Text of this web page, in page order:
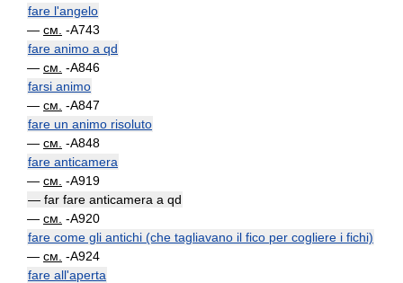
fare l'angelo
— см. -A743
fare animo a qd
— см. -A846
farsi animo
— см. -A847
fare un animo risoluto
— см. -A848
fare anticamera
— см. -A919
— far fare anticamera a qd
— см. -A920
fare come gli antichi (che tagliavano il fico per cogliere i fichi)
— см. -A924
fare all'aperta